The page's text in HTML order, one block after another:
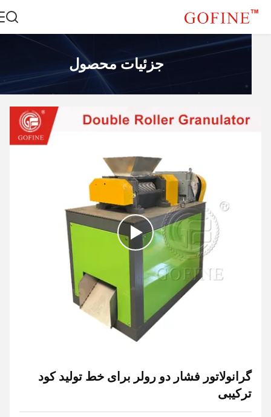
جزئیات محصول
گرانولاتور فشار دو رولر برای خط تولید کود
ترکیبی